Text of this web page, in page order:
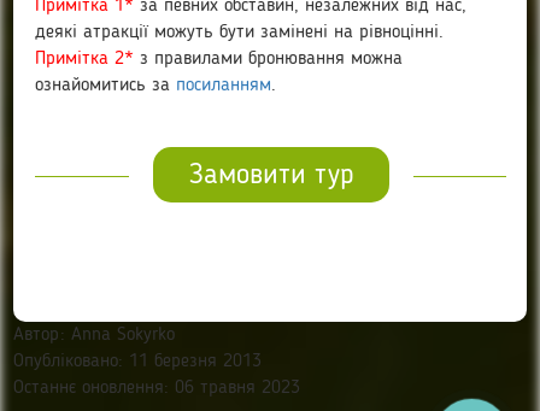
Примітка 1* за певних обставин, незалежних від нас,
деякі атракції можуть бути замінені на рівноцінні.
Примітка 2* з правилами бронювання можна
ознайомитись за посиланням.
Замовити тур
Автор: Anna Sokyrko
Опубліковано: 11 березня 2013
Останнє оновлення: 06 травня 2023